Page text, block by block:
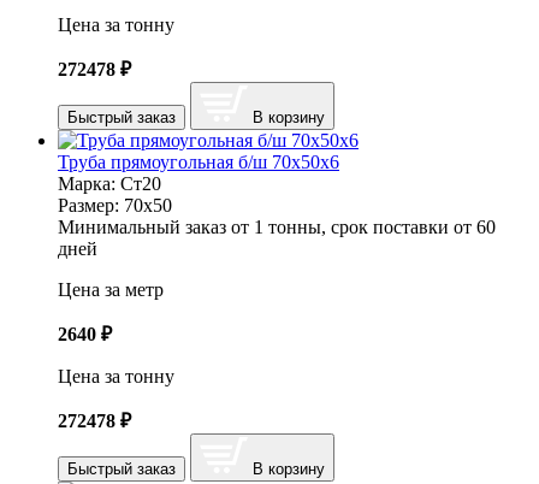
Цена за тонну
272478 ₽
Быстрый заказ В корзину
Труба прямоугольная б/ш 70х50х6
Марка: Ст20
Размер: 70х50
Минимальный заказ от 1 тонны, срок поставки от 60
дней
Цена за метр
2640 ₽
Цена за тонну
272478 ₽
Быстрый заказ В корзину